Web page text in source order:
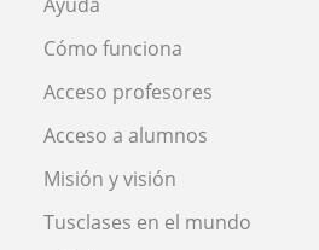
Cómo funciona
Acceso profesores
Acceso a alumnos
Misión y visión
Tusclases en el mundo